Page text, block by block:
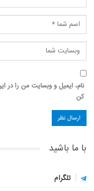
نام، ایمیل و وبسایت من را در
کن
با ما باشید
تلگرام